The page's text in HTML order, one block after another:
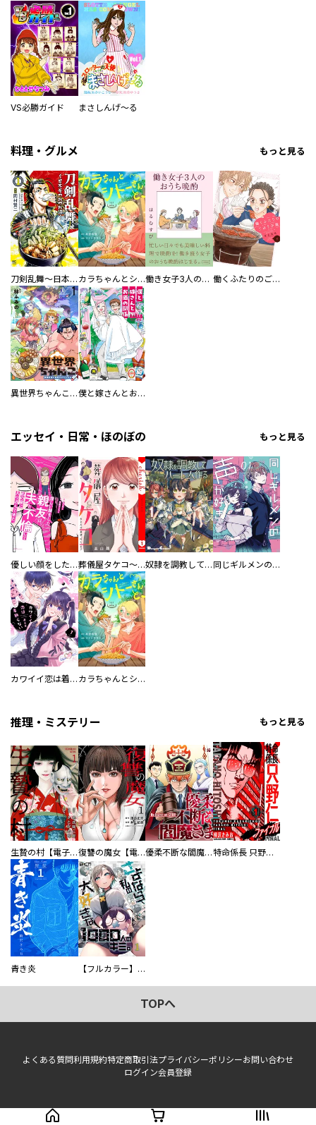
VS必勝ガイド まさしんげ～る
料理・グルメ もっと見る
刀剣乱舞～日本号つれづれ酒～ カラちゃんとシトーさんと、 【分冊版】 働き女子3人のおうち晩酌 働くふたりのごほうび飯
異世界ちゃんこ～横綱目前に召喚されたんだが～ 【連載版】 僕と嫁さんとお酒の関係
エッセイ・日常・ほのぼの もっと見る
優しい顔をした親友は、夫と不倫して私の家に入り込んできた。 葬儀屋タケコ～あなたの最期、叶えます【電子単行本版】 奴隷を調教してハーレム作る 同じギルメンの声が好き
カワイイ恋は着飾らない カラちゃんとシトーさんと、 【分冊版】
推理・ミステリー もっと見る
生贄の村【電子単行本版】 復讐の魔女【電子単行本版】 優柔不断な閻魔さま 特命係長 只野仁ファイナル 愛蔵版
青き炎 【フルカラー】さよなら、私の大好きな１０００人のキミ。
TOPへ
よくある質問利用規約特定商取引法プライバシーポリシーお問い合わせ
ログイン会員登録